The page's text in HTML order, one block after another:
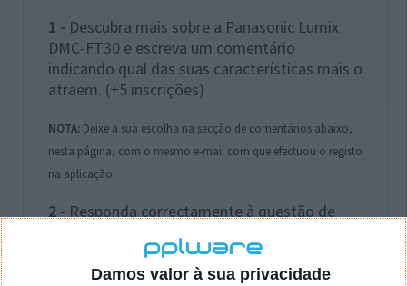
Damos valor à sua privacidade
1 - Descubra mais sobre a Panasonic Lumix
DMC-FT30 e escreva um comentário
indicando qual das suas características mais o
atraem. (+5 inscrições)
NOTA: Deixe a sua escolha na secção de comentários abaixo,
nesta página, com o mesmo e-mail com que efectuou o registo
na aplicação.
2 - Responda correctamente à questão de
resposta no site daLumix DMC-FT30
inscrições)